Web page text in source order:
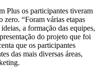
Plus os participantes tiveram
zero. “Foram várias etapas
a formação das equipes,
do projeto que foi
que os participantes
das mais diversas áreas,